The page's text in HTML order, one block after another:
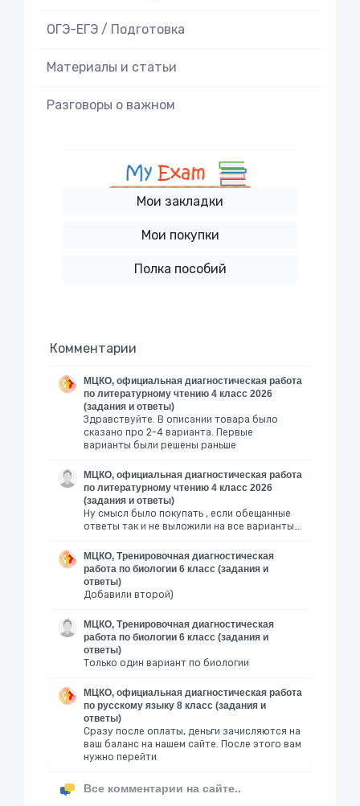
ОГЭ-ЕГЭ / Подготовка
Материалы и статьи
Разговоры о важном
Мои закладки
Мои покупки
Полка пособий
Комментарии
МЦКО, официальная диагностическая работа
по литературному чтению 4 класс 2026
(задания и ответы)
Здравствуйте. В описании товара было
сказано про 2-4 варианта. Первые
варианты были решены раньше
МЦКО, официальная диагностическая работа
по литературному чтению 4 класс 2026
(задания и ответы)
Ну смысл было покупать , если обещанные
ответы так и не выложили на все варианты….
МЦКО, Тренировочная диагностическая
работа по биологии 6 класс (задания и
ответы)
Добавили второй)
МЦКО, Тренировочная диагностическая
работа по биологии 6 класс (задания и
ответы)
Только один вариант по биологии
МЦКО, официальная диагностическая работа
по русскому языку 8 класс (задания и
ответы)
Сразу после оплаты, деньги зачисляются на
ваш баланс на нашем сайте. После этого вам
нужно перейти
Все комментарии на сайте..